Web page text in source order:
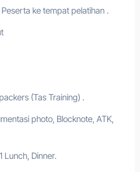
Peserta ke tempat pelatihan .
(Tas Training) .
photo, Blocknote, ATK,
Lunch, Dinner.